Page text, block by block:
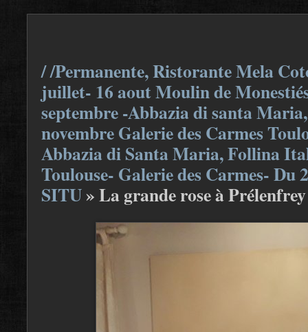
/ /Permanente, Ristorante Mela
juillet- 16 aout Moulin de
septembre -Abbazia di santa
novembre Galerie des Carmes
Abbazia di Santa Maria, Follina
Toulouse- Galerie des Carmes- Du
SITU»La grande rose à Prélenfrey